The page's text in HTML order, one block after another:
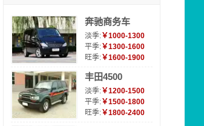
奔驰商务车
淡季:￥1000-1300
平季:￥1300-1600
旺季:￥1600-1900
丰田4500
淡季:￥1200-1500
平季:￥1500-1800
旺季:￥1800-2400